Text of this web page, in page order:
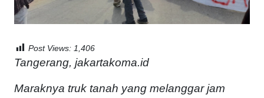
Post Views: 1,406
Tangerang, jakartakoma.id
Maraknya truk tanah yang melanggar jam